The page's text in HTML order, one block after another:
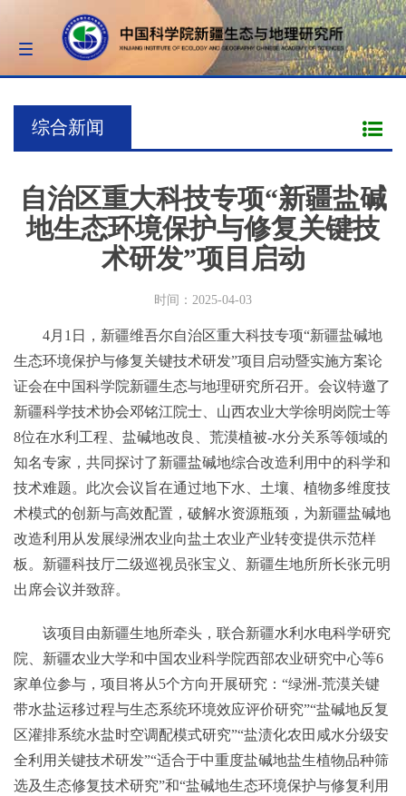
Toggle
navigation
综合新闻
自治区重大科技专项“新疆盐碱
地生态环境保护与修复关键技
术研发”项目启动
时间：2025-04-03
4月1日，新疆维吾尔自治区重大科技专项“新疆盐碱地
生态环境保护与修复关键技术研发”项目启动暨实施方案论
证会在中国科学院新疆生态与地理研究所召开。会议特邀了
新疆科学技术协会邓铭江院士、山西农业大学徐明岗院士等
8位在水利工程、盐碱地改良、荒漠植被-水分关系等领域的
知名专家，共同探讨了新疆盐碱地综合改造利用中的科学和
技术难题。此次会议旨在通过地下水、土壤、植物多维度技
术模式的创新与高效配置，破解水资源瓶颈，为新疆盐碱地
改造利用从发展绿洲农业向盐土农业产业转变提供示范样
板。新疆科技厅二级巡视员张宝义、新疆生地所所长张元明
出席会议并致辞。
该项目由新疆生地所牵头，联合新疆水利水电科学研究
院、新疆农业大学和中国农业科学院西部农业研究中心等6
家单位参与，项目将从5个方向开展研究：“绿洲-荒漠关键
带水盐运移过程与生态系统环境效应评价研究”“盐碱地反复
区灌排系统水盐时空调配模式研究”“盐渍化农田咸水分级安
全利用关键技术研发”“适合于中重度盐碱地盐生植物品种筛
选及生态修复技术研究”和“盐碱地生态环境保护与修复利用